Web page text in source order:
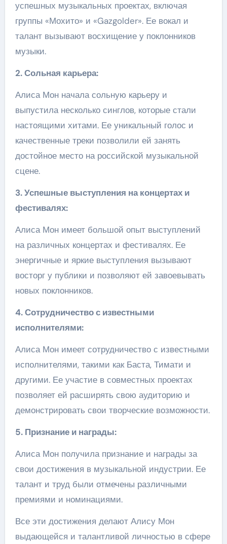
успешных музыкальных проектах, включая
группы «Мохито» и «Gazgolder». Ее вокал и
талант вызывают восхищение у поклонников
музыки.
2. Сольная карьера:
Алиса Мон начала сольную карьеру и
выпустила несколько синглов, которые стали
настоящими хитами. Ее уникальный голос и
качественные треки позволили ей занять
достойное место на российской музыкальной
сцене.
3. Успешные выступления на концертах и
фестивалях:
Алиса Мон имеет большой опыт выступлений
на различных концертах и фестивалях. Ее
энергичные и яркие выступления вызывают
восторг у публики и позволяют ей завоевывать
новых поклонников.
4. Сотрудничество с известными
исполнителями:
Алиса Мон имеет сотрудничество с известными
исполнителями, такими как Баста, Тимати и
другими. Ее участие в совместных проектах
позволяет ей расширять свою аудиторию и
демонстрировать свои творческие возможности.
5. Признание и награды:
Алиса Мон получила признание и награды за
свои достижения в музыкальной индустрии. Ее
талант и труд были отмечены различными
премиями и номинациями.
Все эти достижения делают Алису Мон
выдающейся и талантливой личностью в сфере